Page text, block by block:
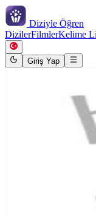
Diziyle Öğren
DizilerFilmlerKelime
Giriş Yap